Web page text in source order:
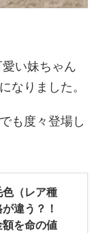
い妹ちゃん
なりました。
も度々登場し
（レア種
違う？！
を命の値